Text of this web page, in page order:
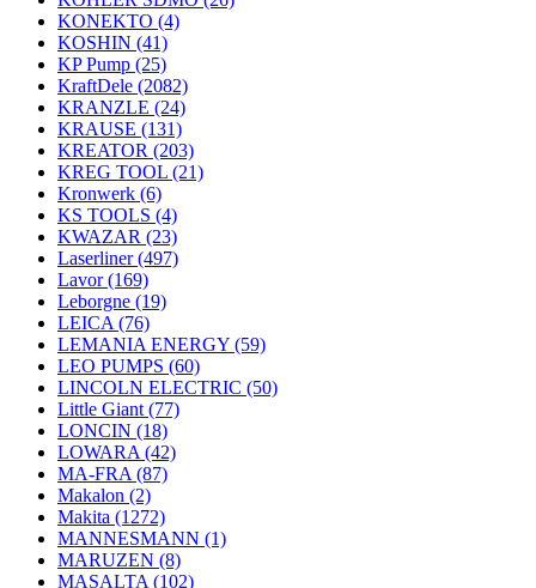
KONEKTO (4)
KOSHIN (41)
KP Pump (25)
KraftDele (2082)
KRANZLE (24)
KRAUSE (131)
KREATOR (203)
KREG TOOL (21)
Kronwerk (6)
KS TOOLS (4)
KWAZAR (23)
Laserliner(497)
Lavor(169)
Leborgne (19)
LEICA (76)
LEMANIA ENERGY (59)
LEO PUMPS (60)
LINCOLN ELECTRIC (50)
Little Giant (77)
LONCIN (18)
LOWARA (42)
MA-FRA (87)
Makalon (2)
Makita (1272)
MANNESMANN (1)
MARUZEN (8)
MASALTA (102)